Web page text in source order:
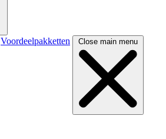
Voordeelpakketten Close main menu